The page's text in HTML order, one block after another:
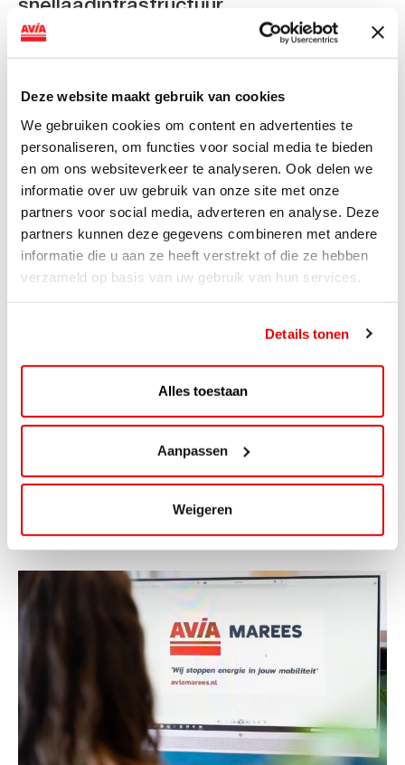
Deze website maakt gebruik van cookies
We gebruiken cookies om content en advertenties te
personaliseren, om functies voor social media te bieden
en om ons websiteverkeer te analyseren. Ook delen we
informatie over uw gebruik van onze site met onze
partners voor social media, adverteren en analyse. Deze
partners kunnen deze gegevens combineren met andere
informatie die u aan ze heeft verstrekt of die ze hebben
verzameld op basis van uw gebruik van hun services.
Details tonen
Alles toestaan
Aanpassen
Weigeren
snellaadinfrastructuur
AVIA VOLT en Fletcher Hotels starten landelijke uitrol
Lees verder
ViaAVIA Super Deal: 20% korting bij
ViaAVIA Super Deal: €25 korting bij ViaLuxury Hotels